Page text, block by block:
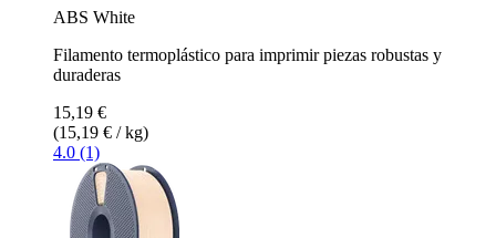
ABS White
Filamento termoplástico para imprimir piezas robustas y
duraderas
15,19 €
(15,19 € / kg)
4.0 (1)